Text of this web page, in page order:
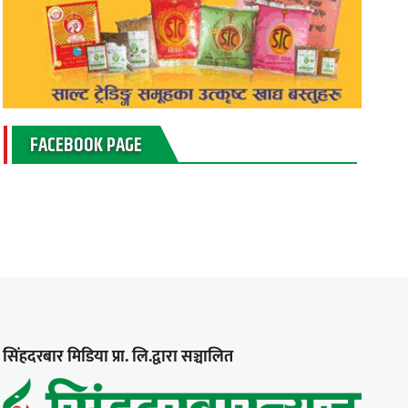
FACEBOOK PAGE
सिंहदरबार मिडिया प्रा. लि.द्वारा सञ्चालित